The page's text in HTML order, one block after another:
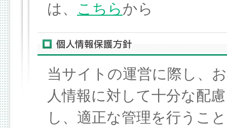
は、 こちらから
当サイトの運営に際し、
人情報に対して十分な配
し、適正な管理を行うこ